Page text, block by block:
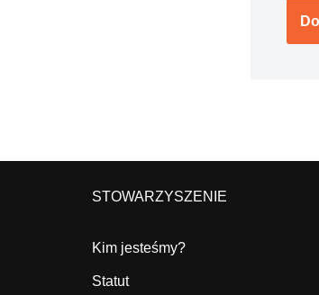
STOWARZYSZENIE
Kim jesteśmy?
Statut